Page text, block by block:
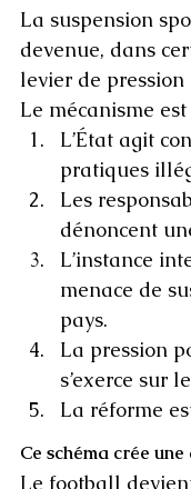
La suspension
devenue, dans
levier de
Le mécanisme
L’État agit
pratiques
Les
dénoncent
L’instance
menace de
pays.
La pression
s’exerce sur
La réforme
Ce schéma crée
Le football